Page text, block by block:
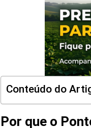
Conteúdo do
Por que o